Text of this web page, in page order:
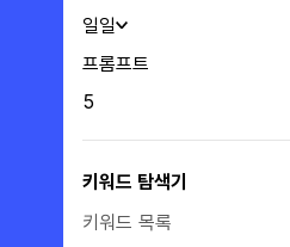
일일
프롬프트
5
키워드 탐색기
키워드 목록